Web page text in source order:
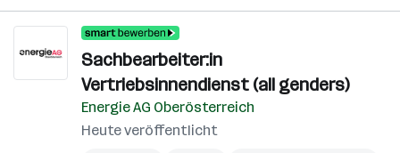
Sachbearbeiter:in
Vertriebsinnendienst (all genders)
Energie AG Oberösterreich
Heute veröffentlicht